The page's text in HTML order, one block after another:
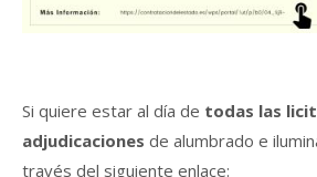
Si quiere estar al día de todas las
adjudicaciones de alumbrado e
través del siguiente enlace: